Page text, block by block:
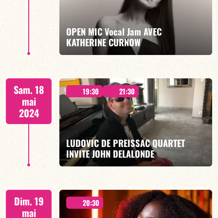
OPEN MIC Vocal Jam AVEC
KATHERINE CURNOW
À PARTIR DE MINUIT
EN SAVOIR PLUS
Sam. 18
mai
2024
19:30 21:30
LUDOVIC DE PREISSAC QUARTET
INVITE JOHN DELALONDE
2 CONCERTS 19h30 & 21h30
Dim. 19
mai
20:30